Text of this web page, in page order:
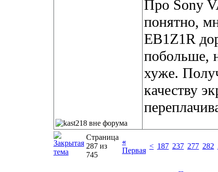
Про Sony
понятно,
EB1Z1R
побольше,
хуже.
качеству
Страница
287 из
745
«
Первая
< 187 237 277 282